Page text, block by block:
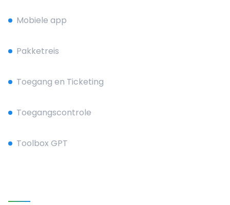
Mobiele app
Pakketreis
Toegang en Ticketing
Toegangscontrole
Toolbox GPT